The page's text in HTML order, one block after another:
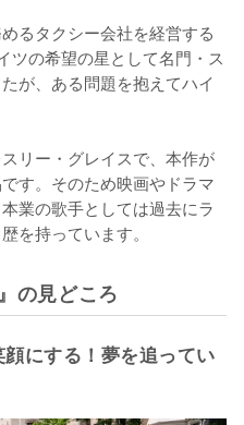
るタクシー会社を経営する
ツの希望の星として名門・ス
が、ある問題を抱えてハイ
リー・グレイスで、本作が
す。そのため映画やドラマ
業の歌手としては過去にラ
を持っています。
の見どころ
にする！夢を追ってい